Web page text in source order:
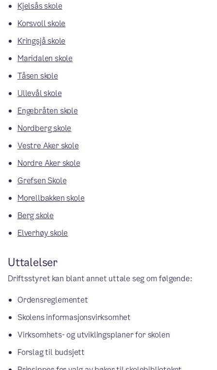
Kjelsås skole
Korsvoll skole
Kringsjå skole
Maridalen skole
Tåsen skole
Ullevål skole
Engebråten skole
Nordberg skole
Vestre Aker skole
Nordre Aker skole
Grefsen Skole
Morellbakken skole
Berg skole
Elverhøy skole
Uttalelser
Driftsstyret kan blant annet uttale seg om følgende:
Ordensreglementet
Skolens informasjonsvirksomhet
Virksomhets- og utviklingsplaner for skolen
Forslag til budsjett